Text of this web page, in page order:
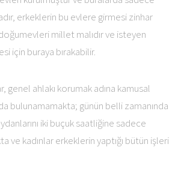
erkeklerin bu evlere girmesi zinhar
millet malıdır ve isteyen
için buraya bırakabilir.
genel ahlakı korumak adına kamusal
bulunamamakta; günün belli zamanında
iki buçuk saatliğine sadece
ve kadınlar erkeklerin yaptığı bütün işleri